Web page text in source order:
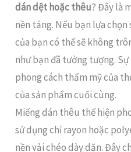
dán dệt hoặc thêu? Đây là
nền tảng. Nếu bạn lựa chọn
của bạn có thể sẽ không
như bạn đã tưởng tượng.
phong cách thẩm mỹ của
của sản phẩm cuối cùng.
Miếng dán thêu thể hiện
sử dụng chỉ rayon hoặc
nền vải chéo dày dặn. Đây